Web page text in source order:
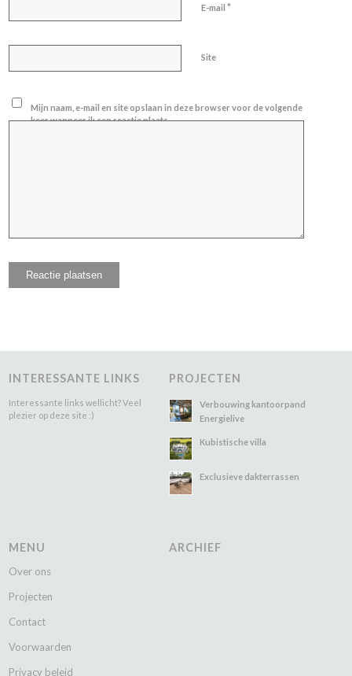
E-mail*
Site
Mijn naam, e-mail en site opslaan in deze browser voor de volgende
keer wanneer ik een reactie plaats.
INTERESSANTE LINKS
Interessante links wellicht? Veel
plezier op deze site :)
PROJECTEN
Verbouwing kantoorpand
Energielive
Kubistische villa
Exclusieve dakterrassen
MENU
Over ons
Projecten
Contact
Voorwaarden
Privacy beleid
ARCHIEF